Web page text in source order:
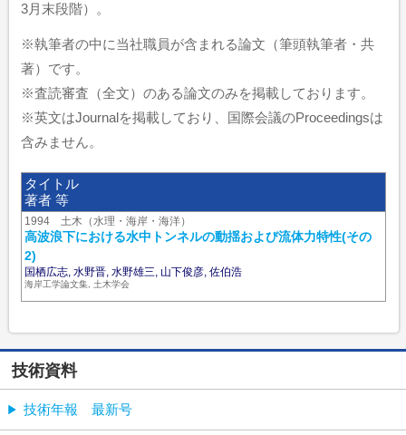
3月末段階）。
※執筆者の中に当社職員が含まれる論文（筆頭執筆者・共
著）です。
※査読審査（全文）のある論文のみを掲載しております。
※英文はJournalを掲載しており、国際会議のProceedingsは
含みません。
タイトル
著者 等
1994 土木（水理・海岸・海洋）
高波浪下における水中トンネルの動揺および流体力特性(その
2)
国栖広志, 水野晋, 水野雄三, 山下俊彦, 佐伯浩
海岸工学論文集, 土木学会
技術資料
技術年報 最新号